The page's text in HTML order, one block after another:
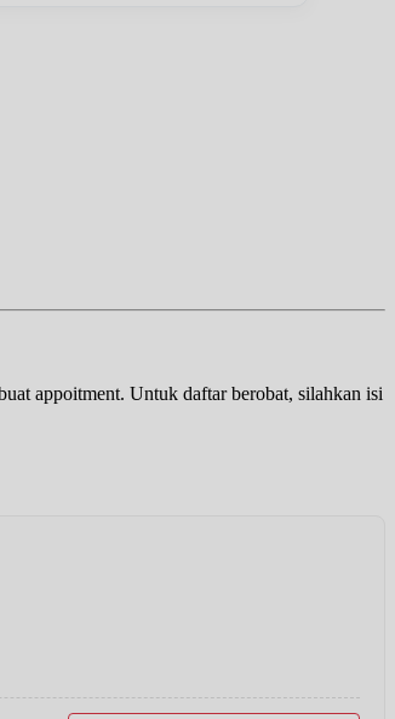
appoitment. Untuk daftar berobat, silahkan isi